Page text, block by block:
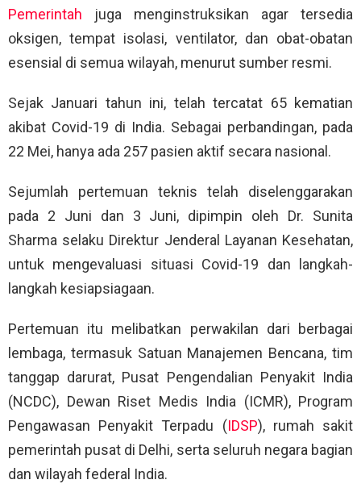
Pemerintah juga menginstruksikan agar tersedia
oksigen, tempat isolasi, ventilator, dan obat-obatan
esensial di semua wilayah, menurut sumber resmi.
Sejak Januari tahun ini, telah tercatat 65 kematian
akibat Covid-19 di India. Sebagai perbandingan, pada
22 Mei, hanya ada 257 pasien aktif secara nasional.
Sejumlah pertemuan teknis telah diselenggarakan
pada 2 Juni dan 3 Juni, dipimpin oleh Dr. Sunita
Sharma selaku Direktur Jenderal Layanan Kesehatan,
untuk mengevaluasi situasi Covid-19 dan langkah-
langkah kesiapsiagaan.
Pertemuan itu melibatkan perwakilan dari berbagai
lembaga, termasuk Satuan Manajemen Bencana, tim
tanggap darurat, Pusat Pengendalian Penyakit India
(NCDC), Dewan Riset Medis India (ICMR), Program
Pengawasan Penyakit Terpadu (IDSP), rumah sakit
pemerintah pusat di Delhi, serta seluruh negara bagian
dan wilayah federal India.